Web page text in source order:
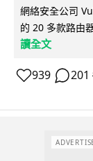
網絡安全公司
的 20 多款路由
讀全文
939 201